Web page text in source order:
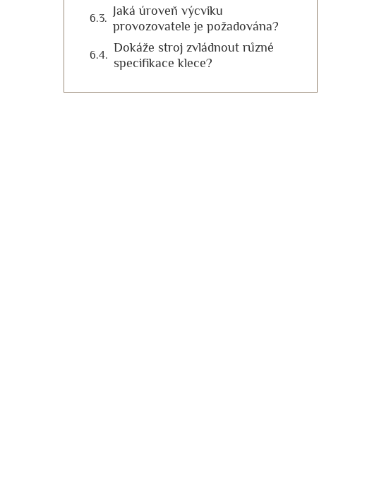
Jaká úroveň výcviku
provozovatele je požadována?
Dokáže stroj zvládnout různé
specifikace klece?